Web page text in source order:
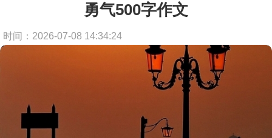
勇气500字作文
时间：2026-07-08 14:34:24